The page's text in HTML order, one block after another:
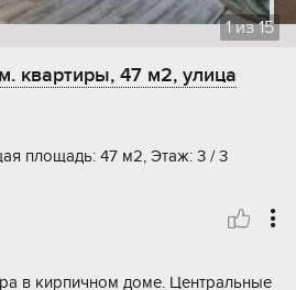
1из15
квартиры, 47 м2, улица
площадь: 47 м2, Этаж: 3 / 3
в кирпичном доме. Центральные